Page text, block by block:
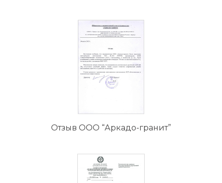
Отзыв ООО “Аркадо-гранит”